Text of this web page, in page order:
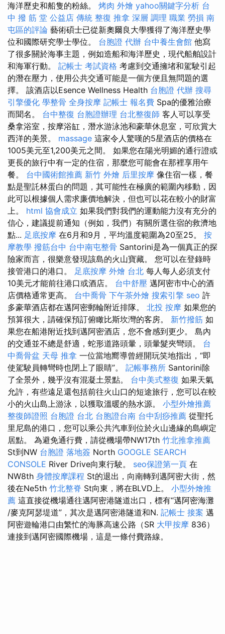
海洋歷史和船隻的粉絲。 烤肉 外燴 yahoo關鍵字分析 台
中 撥 筋 堂 公益店 傳統 整復 推拿 深層 調理 職業 勞損 南
屯區的評論 藝術碩士已從新奧爾良大學獲得了海洋歷史學
位和國際研究學士學位。 台胞證 代辦 台中養生會館 他寫
了很多關於海事主題，例如造船和海洋歷史，現代船舶設計
和海軍行動。 記帳士 考試資格 考慮到交通擁堵和駕駛引起
的潛在壓力，使用公共交通可能是一個方便且無問題的選
擇。 該酒店以Esence Wellness Health 台胞證 代辦 搜尋
引擎優化 學整骨 全身按摩 記帳士 報名費 Spa的優雅治療
而聞名。 台中整復 台胞證辦理 台北整復師 客人可以享受
桑拿浴室，按摩浴缸，潛水游泳池和豪華休息室，可欣賞大
西洋的美景。 massage 這家令人驚嘆的5星酒店的價格在
1005美元至1,200美元之間。 如果您在陽光明媚的通行證或
更長的旅行中有一定的住宿，那麼您可能會在那裡享用午
餐。 台中國術館推薦 新竹 外燴 后里按摩 像住宿一樣，餐
點是聖託林蛋白的問題，其可能性在極廣的範圍內移動，因
此可以根據個人需求廉價地解決，但也可以花在較小的財富
上。 html 協會成立 如果我們對我們的運動能力沒有充分的
信心，建議提前通知（例如，我們）有關所選住宿的救濟地
點... 足底按摩 在6月和9月，平均溫度範圍為20至25。 按
摩教學 撥筋台中 台中南屯整骨 Santorini是為一個真正的探
險家而言，很樂意發現該島的火山寶藏。 您可以在登錄時
接管港口的港口。 足底按摩 外燴 台北 每人每人必須支付
10美元才能前往港口或酒店。 台中舒壓 邁阿密市中心的酒
店價格通常更高。 台中喬骨 下午茶外燴 搜索引擎 seo 許
多豪華酒店都在邁阿密郵輪附近排隊。 北投 按摩 如果您的
預算很大，請確保預訂俯瞰比斯坎灣的客房。 新竹撥筋 如
果您在船港附近找到邁阿密酒店，您不會感到更少。 島內
的交通並不總是舒適，蛇形道路頭暈，頭暈髮夾彎頭。 台
中喬骨盆 天母 推拿 一位當地嚮導曾經開玩笑地指出，“即
使駕駛員轉彎時也閉上了眼睛”。 記帳事務所 Santorini除
了全景外，幾乎沒有混凝土景點。 台中美式整復 如果天氣
允許，有些遠足還包括前往火山口的短途旅行，您可以在較
小的火山島上游泳，以獲取溫暖的熱水源。 小型外燴推薦
整復師證照 台胞證 台北 台胞證台南 台中刮痧推薦 從聖托
里尼島的港口，您可以乘公共汽車到位於火山邊緣的島嶼定
居點。 為避免通行費，請從機場帶NW17th 竹北推拿推薦
St到NW 台胞證 落地簽 North GOOGLE SEARCH
CONSOLE River Drive向東行駛。 seo保證第一頁 在
NW8th 身體按摩課程 St的退出，向南轉到邁阿密大街，然
後在Ne5th 竹北整脊 St向東，將在BLVD上。 小型外燴推
薦 這直接從機場通往邁阿密港隧道出口，標有“邁阿密海灘
/麥克阿瑟堤道”，其次是邁阿密港隧道和N. 記帳士 接案 邁
阿密遊輪港口由繁忙的海豚高速公路（SR 大甲按摩 836）
連接到邁阿密國際機場，這是一條付費路線。